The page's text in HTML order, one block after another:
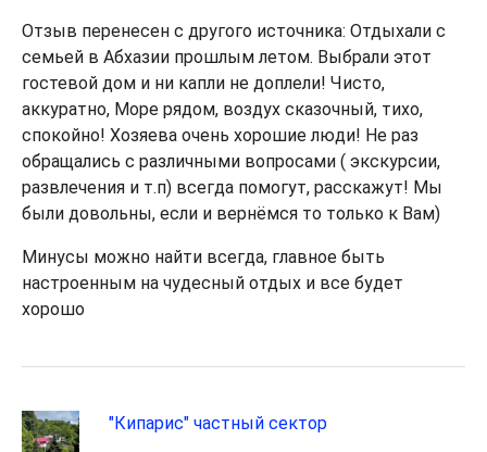
Отзыв перенесен с другого источника: Отдыхали с
семьей в Абхазии прошлым летом. Выбрали этот
гостевой дом и ни капли не доплели! Чисто,
аккуратно, Море рядом, воздух сказочный, тихо,
спокойно! Хозяева очень хорошие люди! Не раз
обращались с различными вопросами ( экскурсии,
развлечения и т.п) всегда помогут, расскажут! Мы
были довольны, если и вернёмся то только к Вам)
Минусы можно найти всегда, главное быть
настроенным на чудесный отдых и все будет
хорошо
"Кипарис" частный сектор